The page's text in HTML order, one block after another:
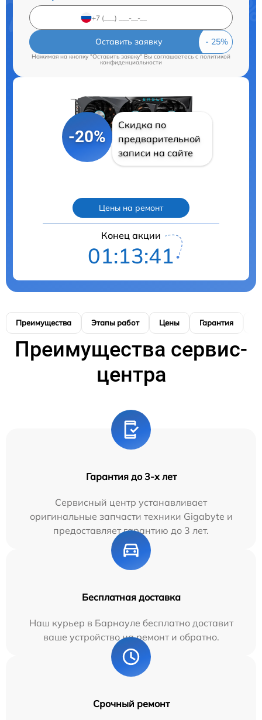
Оставить заявку
Нажимая на кнопку "Оставить заявку" Вы соглашаетесь cполитикой
конфиденциальности
-20%
Скидка по
предварительной
записи на сайте
Цены на ремонт
Конец акции
01:13:40
Преимущества Этапы работ Цены Гарантия
Преимущества сервис-
центра
Гарантия до 3-х лет
Сервисный центр устанавливает
оригинальные запчасти техники Gigabyte и
предоставляет гарантию до 3 лет.
Бесплатная доставка
Наш курьер в Барнауле бесплатно доставит
ваше устройство на ремонт и обратно.
Срочный ремонт